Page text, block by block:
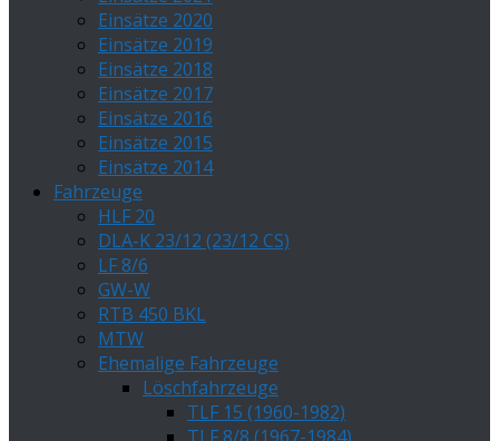
Einsätze 2020
Einsätze 2019
Einsätze 2018
Einsätze 2017
Einsätze 2016
Einsätze 2015
Einsätze 2014
Fahrzeuge
HLF 20
DLA-K 23/12 (23/12 CS)
LF 8/6
GW-W
RTB 450 BKL
MTW
Ehemalige Fahrzeuge
Löschfahrzeuge
TLF 15 (1960-1982)